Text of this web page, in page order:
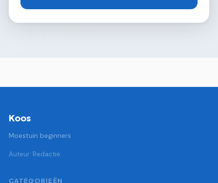
Koos
Moestuin beginners
Auteur: Redactie
CATEGORIEËN